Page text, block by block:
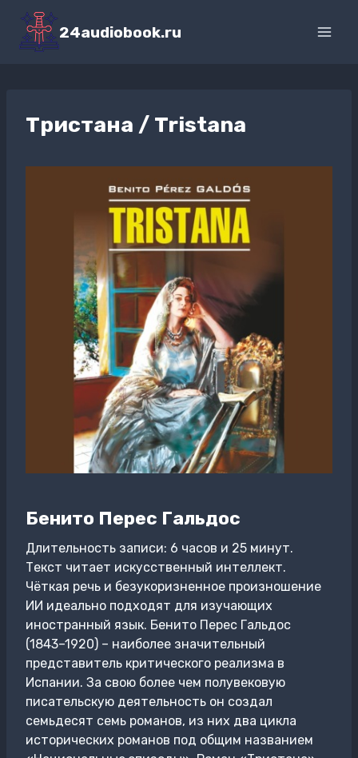
Перейти
содержимому
24audiobook.ru
Тристана / Tristana
Бенито Перес Гальдос
Длительность записи: 6 часов и 25 минут.
Текст читает искусственный интеллект.
Чёткая речь и безукоризненное произношение
ИИ идеально подходят для изучающих
иностранный язык. Бенито Перес Гальдос
(1843–1920) – наиболее значительный
представитель критического реализма в
Испании. За свою более чем полувековую
писательскую деятельность он создал
семьдесят семь романов, из них два цикла
исторических романов под общим названием